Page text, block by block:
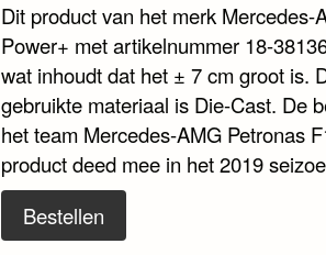
Dit product van het merk
Power+ met artikelnummer 18-
wat inhoudt dat het ± 7 cm groot is.
gebruikte materiaal is Die-Cast. De
het team Mercedes-AMG Petronas
product deed mee in het 2019
Bestellen